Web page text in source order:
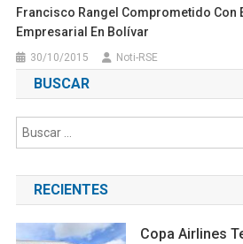
Francisco Rangel Comprometido Con
Empresarial En Bolívar
30/10/2015 Noti-RSE
BUSCAR
RECIENTES
Copa Airlines